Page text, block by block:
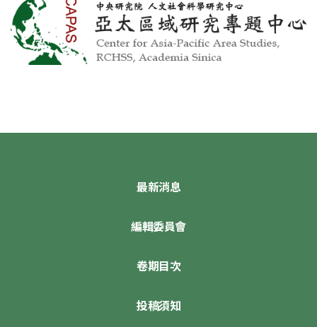
最新消息
編輯委員會
卷期目次
投稿須知